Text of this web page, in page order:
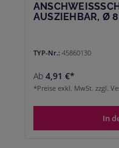
AUSZIEHBAR, Ø
TYP-Nr.: 45860130
Ab 4,91 €*
*Preise exkl. MwSt. zzgl.
In